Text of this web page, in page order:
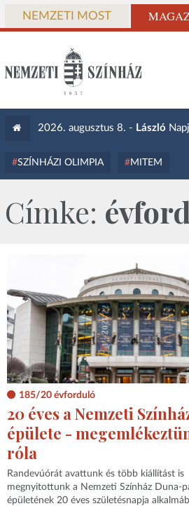
NEMZETI MOST
2026. augusztus 8. - László
SZÍNHÁZI OLIMPIA MITEM
Címke:
185/20 évforduló
20 éves a Nemzeti
épülete -
róla
Randevúórát avattunk és több kiállítást is
megnyitottunk a Nemzeti Színház Duna-
épületének 20 éves születésnapja